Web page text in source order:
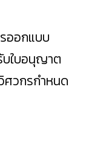
ออกแบบ
บใบอนุญาต
ศวกรกำหนด